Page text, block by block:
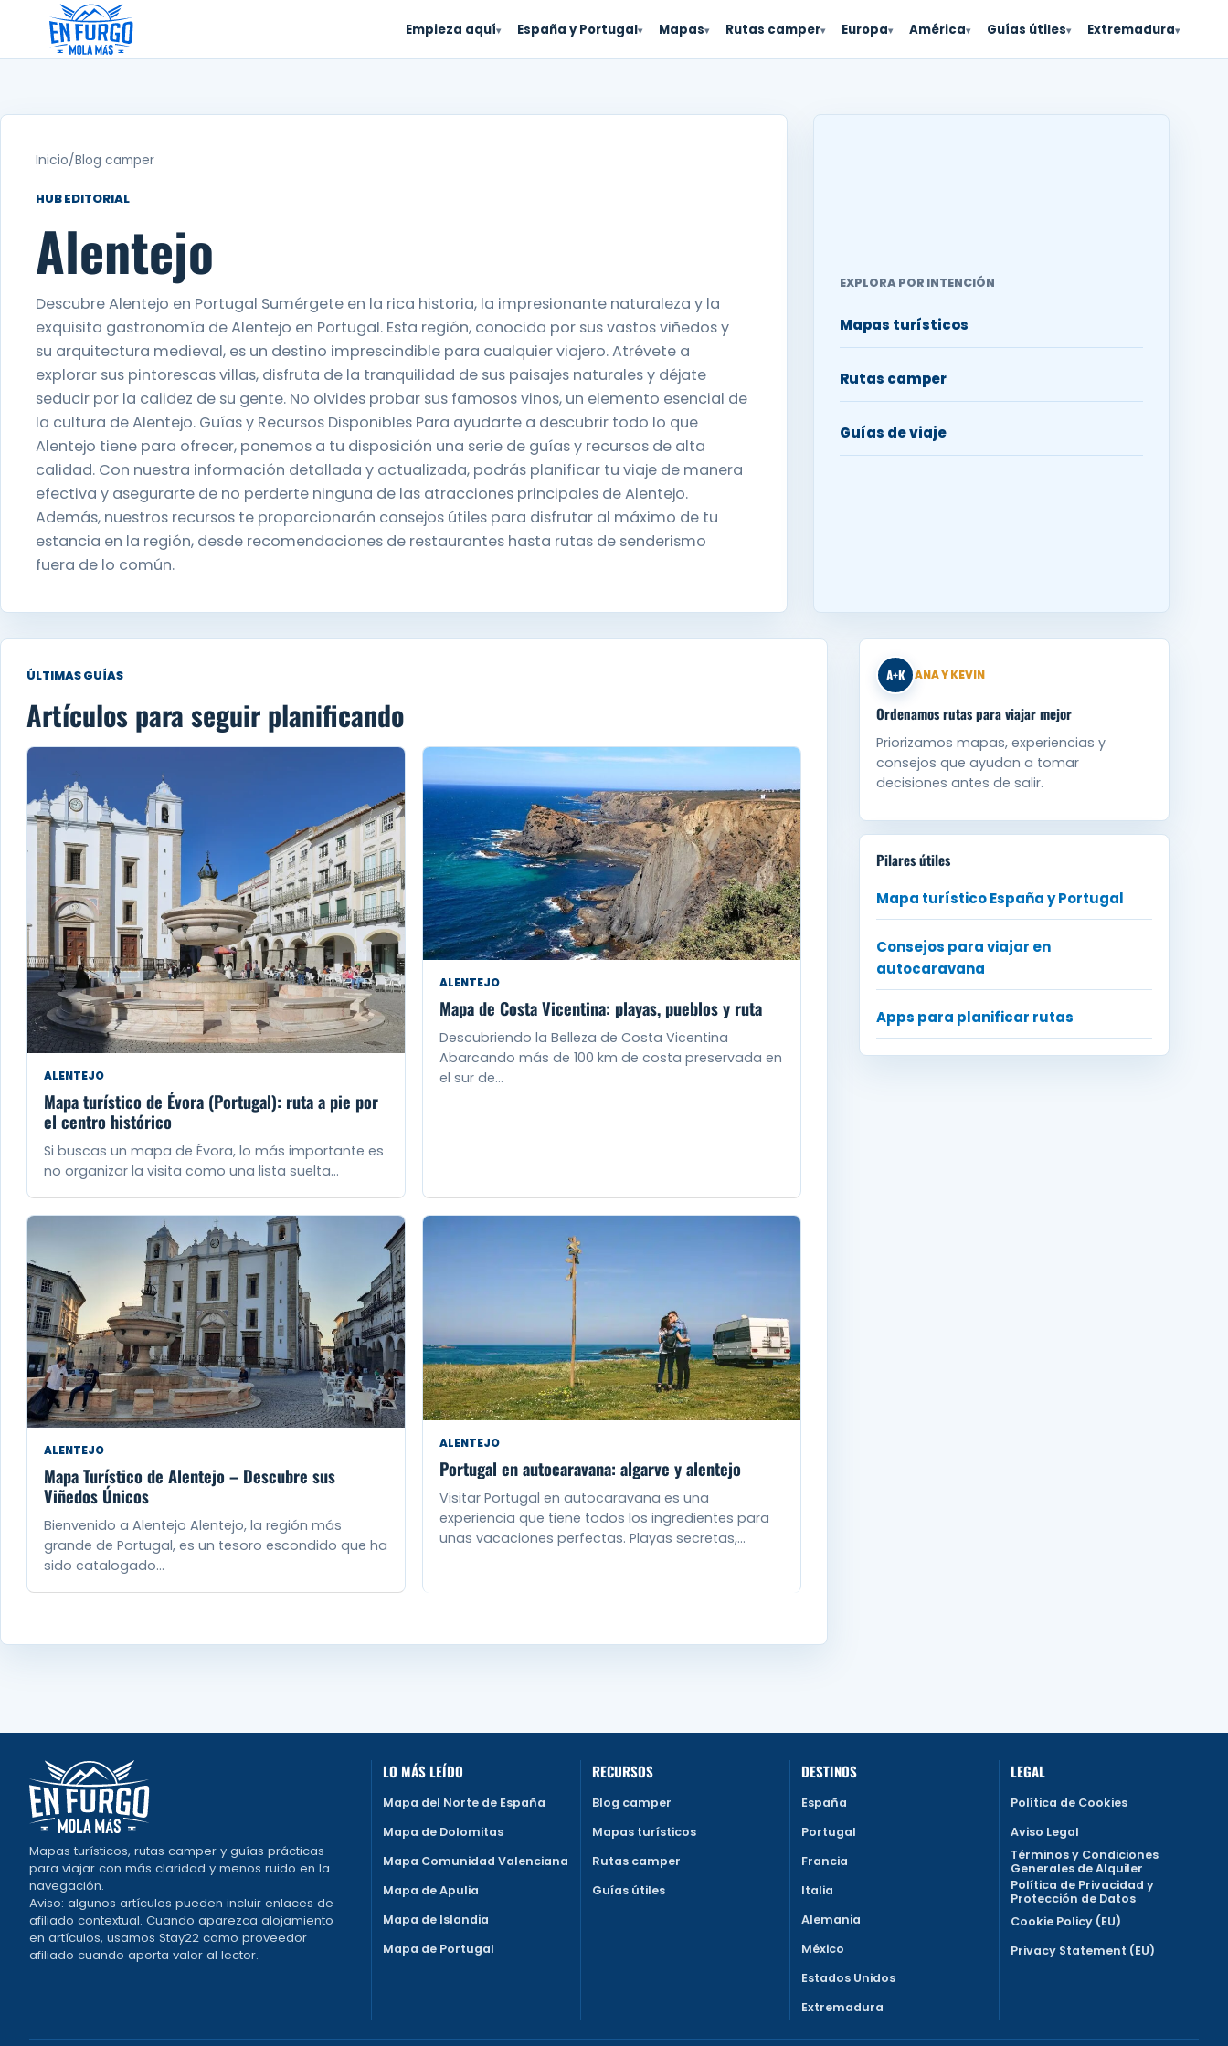
contenido
Empieza aquí▾ España y Portugal▾ Mapas▾ Rutas camper▾ Europa▾ América▾ Guías útiles▾ Extremadura▾
Inicio/Blog camper
HUB EDITORIAL
Alentejo
Descubre Alentejo en Portugal Sumérgete en la rica historia, la impresionante naturaleza y la
exquisita gastronomía de Alentejo en Portugal. Esta región, conocida por sus vastos viñedos y
su arquitectura medieval, es un destino imprescindible para cualquier viajero. Atrévete a
explorar sus pintorescas villas, disfruta de la tranquilidad de sus paisajes naturales y déjate
seducir por la calidez de su gente. No olvides probar sus famosos vinos, un elemento esencial de
la cultura de Alentejo. Guías y Recursos Disponibles Para ayudarte a descubrir todo lo que
Alentejo tiene para ofrecer, ponemos a tu disposición una serie de guías y recursos de alta
calidad. Con nuestra información detallada y actualizada, podrás planificar tu viaje de manera
efectiva y asegurarte de no perderte ninguna de las atracciones principales de Alentejo.
Además, nuestros recursos te proporcionarán consejos útiles para disfrutar al máximo de tu
estancia en la región, desde recomendaciones de restaurantes hasta rutas de senderismo
fuera de lo común.
EXPLORA POR INTENCIÓN
Mapas turísticos
Rutas camper
Guías de viaje
ÚLTIMAS GUÍAS
Artículos para seguir planificando
ALENTEJO
Mapa turístico de Évora (Portugal): ruta a pie por
el centro histórico
Si buscas un mapa de Évora, lo más importante es
no organizar la visita como una lista suelta…
ALENTEJO
Mapa de Costa Vicentina: playas, pueblos y ruta
Descubriendo la Belleza de Costa Vicentina
Abarcando más de 100 km de costa preservada en
el sur de…
ALENTEJO
Mapa Turístico de Alentejo – Descubre sus
Viñedos Únicos
Bienvenido a Alentejo Alentejo, la región más
grande de Portugal, es un tesoro escondido que ha
sido catalogado…
ALENTEJO
Portugal en autocaravana: algarve y alentejo
Visitar Portugal en autocaravana es una
experiencia que tiene todos los ingredientes para
unas vacaciones perfectas. Playas secretas,…
A+K ANA Y KEVIN
Ordenamos rutas para viajar mejor
Priorizamos mapas, experiencias y
consejos que ayudan a tomar
decisiones antes de salir.
Pilares útiles
Mapa turístico España y Portugal
Consejos para viajar en
autocaravana
Apps para planificar rutas
Mapas turísticos, rutas camper y guías prácticas
para viajar con más claridad y menos ruido en la
navegación.
Aviso: algunos artículos pueden incluir enlaces de
afiliado contextual. Cuando aparezca alojamiento
en artículos, usamos Stay22 como proveedor
afiliado cuando aporta valor al lector.
LO MÁS LEÍDO
Mapa del Norte de España
Mapa de Dolomitas
Mapa Comunidad Valenciana
Mapa de Apulia
Mapa de Islandia
Mapa de Portugal
RECURSOS
Blog camper
Mapas turísticos
Rutas camper
Guías útiles
DESTINOS
España
Portugal
Francia
Italia
Alemania
México
Estados Unidos
Extremadura
LEGAL
Política de Cookies
Aviso Legal
Términos y Condiciones
Generales de Alquiler
Política de Privacidad y
Protección de Datos
Cookie Policy (EU)
Privacy Statement (EU)